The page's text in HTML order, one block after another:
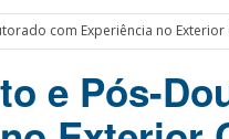
com Experiência no Exterior
e Pós-